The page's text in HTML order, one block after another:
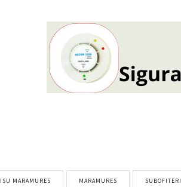
ISU MARAMURES MARAMURES SUBOFITERI